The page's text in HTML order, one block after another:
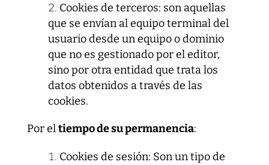
Cookies de terceros: son aquellas
que se envían al equipo terminal del
usuario desde un equipo o dominio
que no es gestionado por el editor,
sino por otra entidad que trata los
datos obtenidos a través de las
cookies.
Por eltiempo de su permanencia:
Cookies de sesión: Son un tipo de